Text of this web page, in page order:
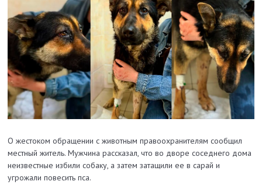
О жестоком обращении с животным правоохранителям сообщил
местный житель. Мужчина рассказал, что во дворе соседнего дома
неизвестные избили собаку, а затем затащили ее в сарай и
угрожали повесить пса.